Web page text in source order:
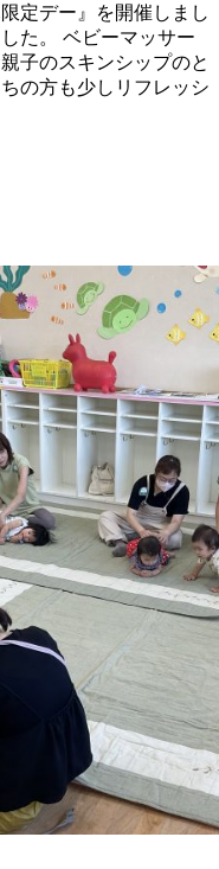
定デー』を開催しまし
た。 ベビーマッサー
子のスキンシップのと
の方も少しリフレッシ